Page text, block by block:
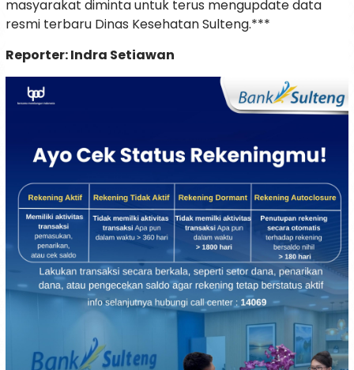
masyarakat diminta untuk terus mengupdate data
resmi terbaru Dinas Kesehatan Sulteng.***
Reporter: Indra Setiawan